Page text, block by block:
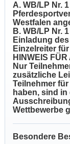
A. WB/LP Nr.
Westfalen
B. WB/LP Nr.
Einladung
Einzelreiter
HINWEIS
Nur
zusätzliche
Teilnehmer
haben, sind in
Wettbewerbe
Besondere